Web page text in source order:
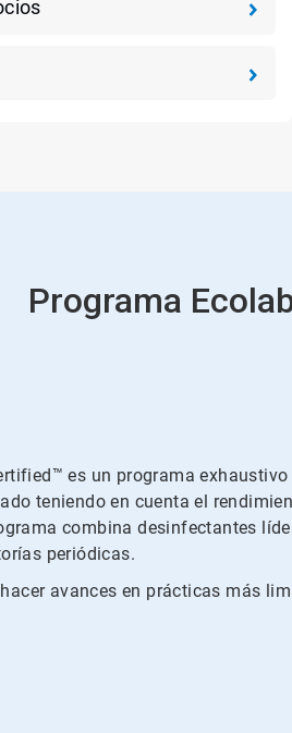
Programa
es un programa
teniendo en cuenta el
combina desinfectantes
periódicas.
avances en prácticas más